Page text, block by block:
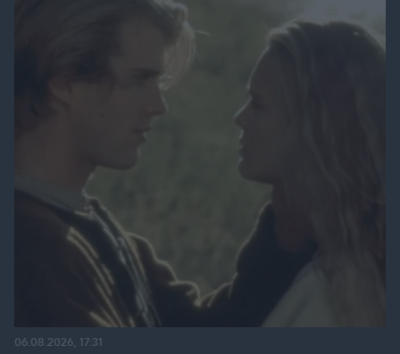
06.08.2026, 17:31